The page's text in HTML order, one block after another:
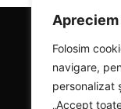
Folosim
navigare,
personalizat
„Accept
Designed